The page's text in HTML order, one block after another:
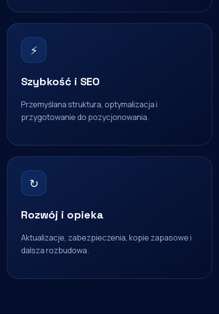
⚡
Szybkość i SEO
Przemyślana struktura, optymalizacja i
przygotowanie do pozycjonowania.
↻
Rozwój i opieka
Aktualizacje, zabezpieczenia, kopie zapasowe i
dalsza rozbudowa.